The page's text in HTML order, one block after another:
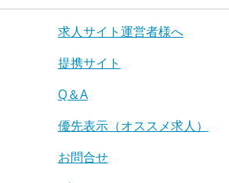
求人サイト運営者様へ
提携サイト
Q＆A
優先表示（オススメ求人）
お問合せ